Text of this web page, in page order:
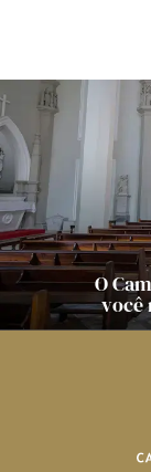
O
você